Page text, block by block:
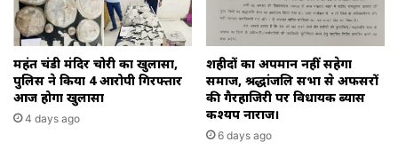
महंत चंडी मंदिर चोरी का खुलासा,
पुलिस ने किया 4 आरोपी गिरफ्तार
आज होगा खुलासा
4 days ago
शहीदों का अपमान नहीं सहेगा
समाज, श्रद्धांजलि सभा से अफसरों
की गैरहाजिरी पर विधायक ब्यास
कश्यप नाराज।
6 days ago